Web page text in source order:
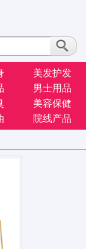
美发护发
男士用品
美容保健
院线产品